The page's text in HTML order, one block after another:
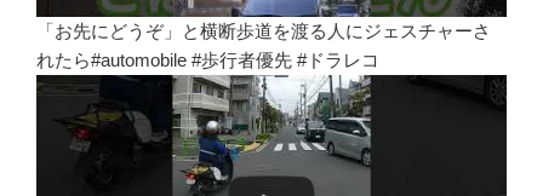
「お先にどうぞ」と横断歩道を渡る人にジェスチャーさ
れたら#automobile #歩行者優先 #ドラレコ